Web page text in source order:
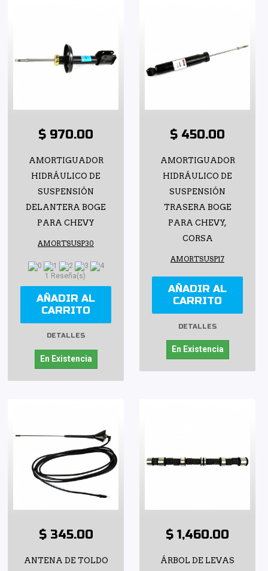
$ 970.00
AMORTIGUADOR
HIDRÁULICO DE
SUSPENSIÓN
DELANTERA BOGE
PARA CHEVY
AMORTSUSP30
1 Reseña(s)
AÑADIR AL
CARRITO
DETALLES
En Existencia
$ 450.00
AMORTIGUADOR
HIDRÁULICO DE
SUSPENSIÓN
TRASERA BOGE
PARA CHEVY,
CORSA
AMORTSUSP17
AÑADIR AL
CARRITO
DETALLES
En Existencia
$ 345.00
ANTENA DE TOLDO
$ 1,460.00
ÁRBOL DE LEVAS